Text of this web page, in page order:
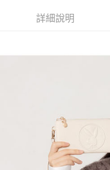
法說明評估內容。
【繳款方式說明】
2.透過簡訊連結打開帳單後
1.本服務係由「台灣大哥大
用戶於交易時，得透過本服
買賣價金債權讓與本公司後
2.基於同意付款使用「大哥
資料（包含姓名、電話或地
由本公司與您本人進行分期
3.完整用戶服務條款，請詳
３．安心：先確認商品／服
２．訂單成立數日內，您將
３．收到繳費通知簡訊後14
ATM／網路銀行／等多元方
※ 請注意：結帳手續完成當
購買商品的店家。未經商家
後付繳納相關費用。
※ 交易是否成功請以「
是否繳費成功／繳費後需取
客戶支援中心」
https://
全家取貨付款
每筆NT$60，滿
付款後萊爾富取貨
每筆NT$122
詳細說明